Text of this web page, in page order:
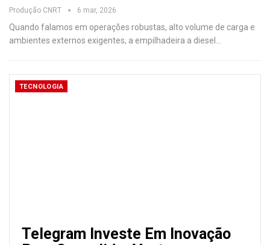
Produção CNRT 6 mar, 2026
Quando falamos em operações robustas, alto volume de carga e
ambientes externos exigentes, a empilhadeira a diesel …
TECNOLOGIA
Telegram Investe Em Inovação